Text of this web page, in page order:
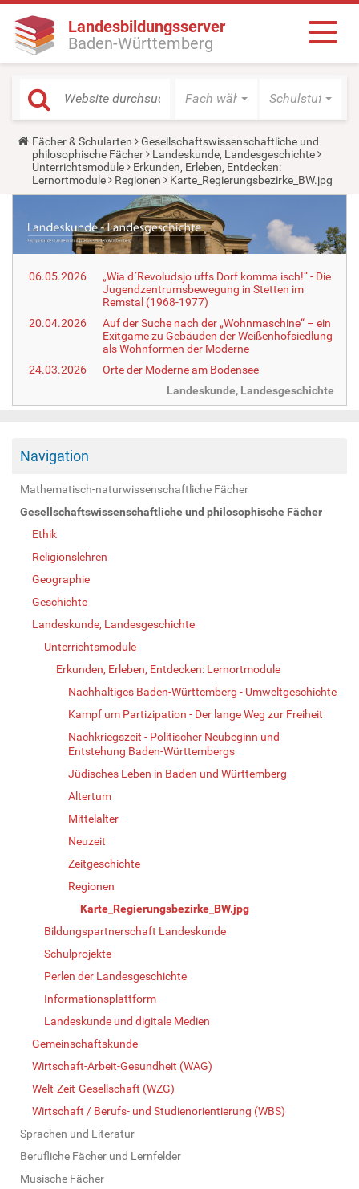
Landesbildungsserver
Baden-Württemberg
Fach wählen Schulstufe
Y
o
u
a
r
e
r
e
Fächer & Schularten
Gesellschaftswissenschaftliche und
philosophische Fächer
Landeskunde, Landesgeschichte
Unterrichtsmodule
Erkunden, Erleben, Entdecken:
Lernortmodule
Regionen Karte_Regierungsbezirke_BW.jpg
06.05.2026
„Wia d´Revoludsjo uffs Dorf komma isch!“ - Die
Jugendzentrumsbewegung in Stetten im
Remstal (1968-1977)
20.04.2026
Auf der Suche nach der „Wohnmaschine“ – ein
Exitgame zu Gebäuden der Weißenhofsiedlung
als Wohnformen der Moderne
24.03.2026
Orte der Moderne am Bodensee
Landeskunde, Landesgeschichte
Navigation
Mathematisch-naturwissenschaftliche Fächer
Gesellschaftswissenschaftliche und philosophische Fächer
Ethik
Religionslehren
Geographie
Geschichte
Landeskunde, Landesgeschichte
Unterrichtsmodule
Erkunden, Erleben, Entdecken: Lernortmodule
Nachhaltiges Baden-Württemberg - Umweltgeschichte
Kampf um Partizipation - Der lange Weg zur Freiheit
Nachkriegszeit - Politischer Neubeginn und
Entstehung Baden-Württembergs
Jüdisches Leben in Baden und Württemberg
Altertum
Mittelalter
Neuzeit
Zeitgeschichte
Regionen
Karte_Regierungsbezirke_BW.jpg
Bildungspartnerschaft Landeskunde
Schulprojekte
Perlen der Landesgeschichte
Informationsplattform
Landeskunde und digitale Medien
Gemeinschaftskunde
Wirtschaft-Arbeit-Gesundheit (WAG)
Welt-Zeit-Gesellschaft (WZG)
Wirtschaft / Berufs- und Studienorientierung (WBS)
Sprachen und Literatur
Berufliche Fächer und Lernfelder
Musische Fächer